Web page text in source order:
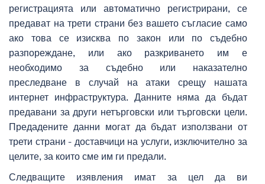
регистрацията или автоматично регистрирани, се
предават на трети страни без вашето съгласие само
ако това се изисква по закон или по съдебно
разпореждане, или ако разкриването им е
необходимо за съдебно или наказателно
преследване в случай на атаки срещу нашата
интернет инфраструктура. Данните няма да бъдат
предавани за други нетърговски или търговски цели.
Предадените данни могат да бъдат използвани от
трети страни - доставчици на услуги, изключително за
целите, за които сме им ги предали.
Следващите изявления имат за цел да ви